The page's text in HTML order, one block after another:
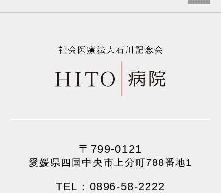
〒799-0121
愛媛県四国中央市上分町788番地1
TEL：0896-58-2222